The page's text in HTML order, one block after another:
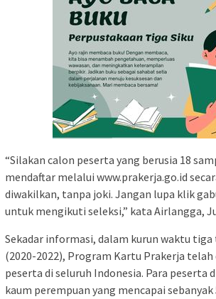
“Silakan calon peserta yang berusia 18
mendaftar melalui www.prakerja.go.id
diwakilkan, tanpa joki. Jangan lupa klik
untuk mengikuti seleksi,” kata Airlangga,
Sekadar informasi, dalam kurun waktu
(2020-2022), Program Kartu Prakerja
peserta di seluruh Indonesia. Para peserta
kaum perempuan yang mencapai